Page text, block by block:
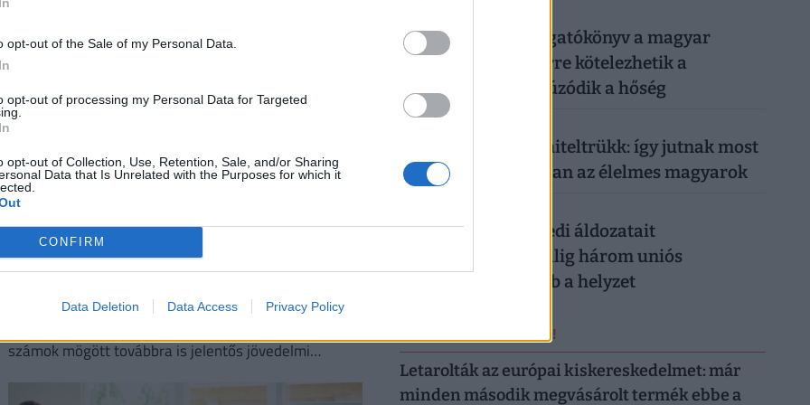
opt-out of the Sale of my Personal Data.
opt-out of processing my Personal Data for Targeted
opt-out of Collection, Use, Retention, Sale, and/or Sharing
Data that Is Unrelated with the Purposes for which it
CONFIRM
Data Deletion Data Access Privacy Policy
energiaválság kezelése érdekében.
Kiderült, ekkora fizetéssel már jómódúnak
számítasz Magyarországon: tágul az olló
gazdag és szegény között
számok mögött továbbra is jelentős jövedelmi
Készül a válságforgatókönyv a magyar
munkahelyeken: erre kötelezhetik a
dolgozókat, ha elhúzódik a hőség
Működik a legális hiteltrükk: így jutnak most
milliókhoz olcsóbban az élelmes magyarok
Csendes gyilkos szedi áldozatait
Magyarországon: alig három uniós
országban rosszabb a helyzet
ERRŐL NE MARADJ LE!
Letarolták az európai kiskereskedelmet: már
minden második megvásárolt termék ebbe a